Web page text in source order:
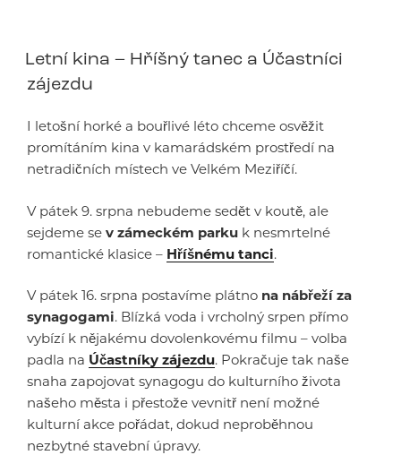
Letní kina – Hříšný tanec a Účastníci
zájezdu
I letošní horké a bouřlivé léto chceme osvěžit
promítáním kina v kamarádském prostředí na
netradičních místech ve Velkém Meziříčí.
V pátek 9. srpna nebudeme sedět v koutě, ale
sejdeme se v zámeckém parku k nesmrtelné
romantické klasice – Hříšnému tanci.
V pátek 16. srpna postavíme plátno na nábřeží za
synagogami. Blízká voda i vrcholný srpen přímo
vybízí k nějakému dovolenkovému filmu – volba
padla na Účastníky zájezdu. Pokračuje tak naše
snaha zapojovat synagogu do kulturního života
našeho města i přestože vevnitř není možné
kulturní akce pořádat, dokud neproběhnou
nezbytné stavební úpravy.